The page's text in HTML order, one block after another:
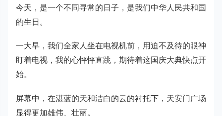
今天，是一个不同寻常的日子，是我们中华人民共和国
的生日。
一大早，我们全家人坐在电视机前，用迫不及待的眼神
盯着电视，我的心怦怦直跳，期待着这国庆大典快点开
始。
屏幕中，在湛蓝的天和洁白的云的衬托下，天安门广场
显得更加雄伟、壮丽。